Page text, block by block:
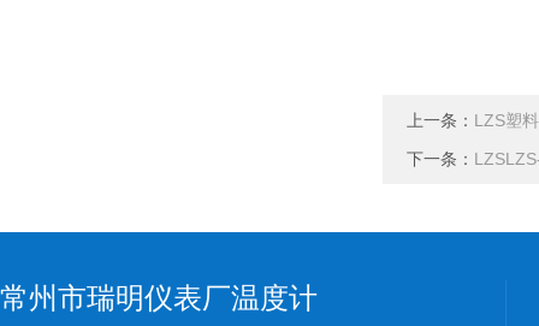
上一条： LZS塑
下一条：
常州市瑞明仪表厂温度计